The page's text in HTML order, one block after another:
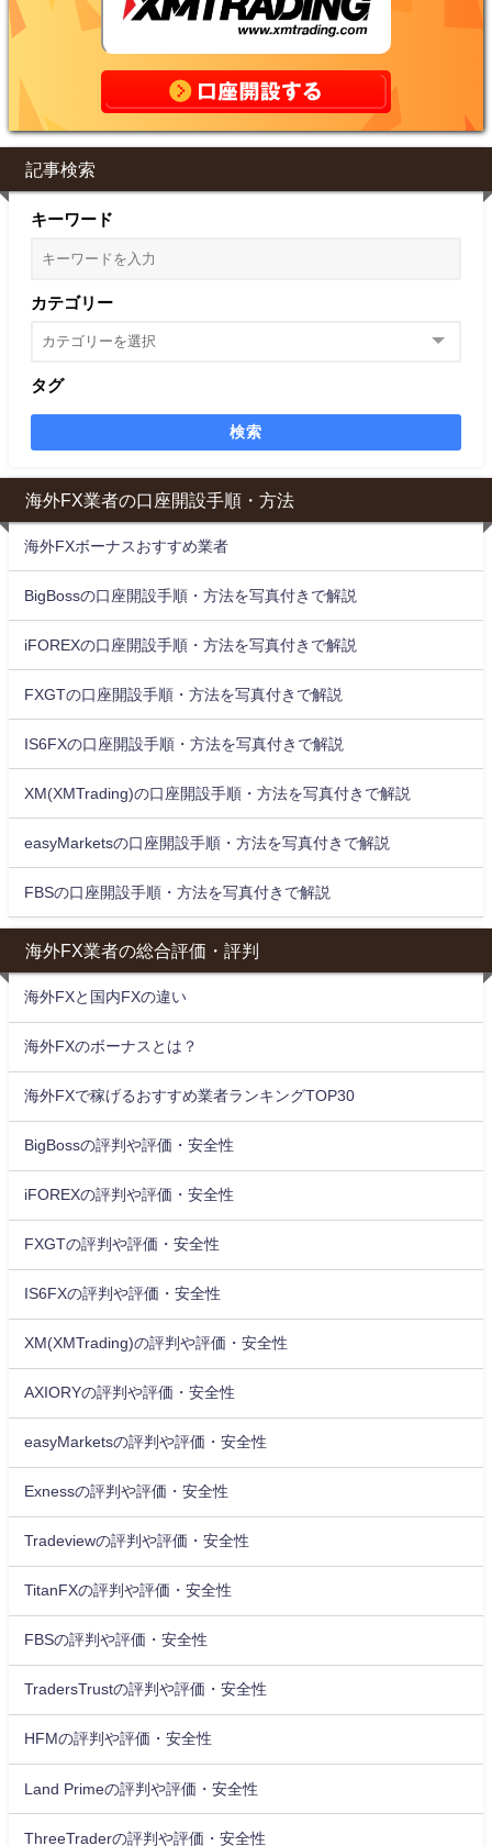
記事検索
キーワード
カテゴリー
タグ
検索
海外FX業者の口座開設手順・方法
海外FXボーナスおすすめ業者
BigBossの口座開設手順・方法を写真付きで解説
iFOREXの口座開設手順・方法を写真付きで解説
FXGTの口座開設手順・方法を写真付きで解説
IS6FXの口座開設手順・方法を写真付きで解説
XM(XMTrading)の口座開設手順・方法を写真付きで解説
easyMarketsの口座開設手順・方法を写真付きで解説
FBSの口座開設手順・方法を写真付きで解説
海外FX業者の総合評価・評判
海外FXと国内FXの違い
海外FXのボーナスとは？
海外FXで稼げるおすすめ業者ランキングTOP30
BigBossの評判や評価・安全性
iFOREXの評判や評価・安全性
FXGTの評判や評価・安全性
IS6FXの評判や評価・安全性
XM(XMTrading)の評判や評価・安全性
AXIORYの評判や評価・安全性
easyMarketsの評判や評価・安全性
Exnessの評判や評価・安全性
Tradeviewの評判や評価・安全性
TitanFXの評判や評価・安全性
FBSの評判や評価・安全性
TradersTrustの評判や評価・安全性
HFMの評判や評価・安全性
Land Primeの評判や評価・安全性
ThreeTraderの評判や評価・安全性